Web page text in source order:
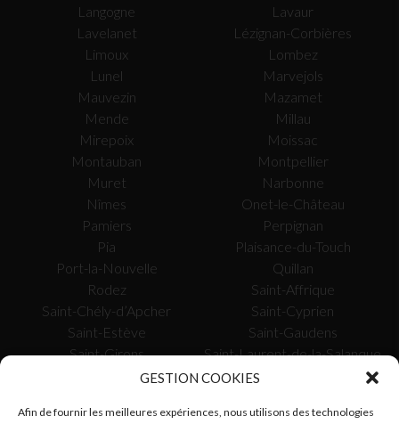
GESTION COOKIES
Afin de fournir les meilleures expériences, nous utilisons des technologies
Langogne
Lavaur
Lavelanet
Lézignan-Corbières
Limoux
Lombez
Lunel
Marvejols
Mauvezin
Mazamet
Mende
Millau
Mirepoix
Moissac
Montauban
Montpellier
Muret
Narbonne
Nîmes
Onet-le-Château
Pamiers
Perpignan
Pia
Plaisance-du-Touch
Port-la-Nouvelle
Quillan
Rodez
Saint-Affrique
Saint-Chély-d’Apcher
Saint-Cyprien
Saint-Estève
Saint-Gaudens
Saint-Girons
Saint-Laurent-de-la-Salanque
Toulouse
Tournefeuille